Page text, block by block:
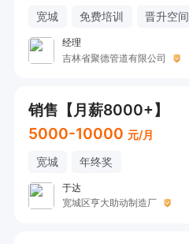
宽城 免费培训 晋升空间
经理
吉林省聚德管道有限公司
销售【月薪8000+】
5000-10000 元/月
宽城 年终奖
于达
宽城区亨大助动制造厂